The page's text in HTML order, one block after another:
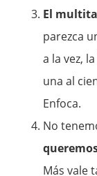
El
parezca
a la vez,
una al
Enfoca.
No
Más vale